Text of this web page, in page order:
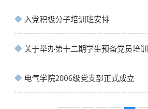
入党积极分子培训班安排
关于举办第十二期学生预备党员培
电气学院2006级党支部正式成立